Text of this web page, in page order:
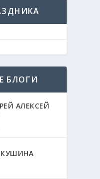
БЛОГИ
АЛЕКСЕЙ